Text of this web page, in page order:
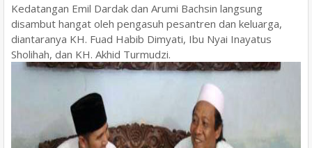
Kedatangan Emil Dardak dan Arumi Bachsin langsung
disambut hangat oleh pengasuh pesantren dan keluarga,
diantaranya KH. Fuad Habib Dimyati, Ibu Nyai Inayatus
Sholihah, dan KH. Akhid Turmudzi.